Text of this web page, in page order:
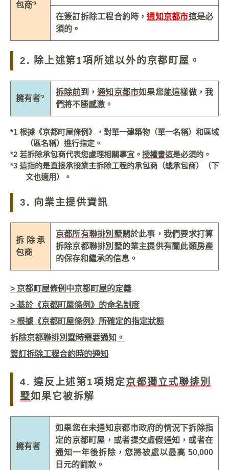
包商*3
在簽訂拆除工程合約時，通知京都市這是必
須的。
2. 除上述第1項所述以外的京都町屋。
擁有者*2
拆除前到，通知京都市如果您能這樣做，我
們將不勝感激。
*1 根據《京都町屋條例》，對單一建築物（單一名稱）和區域
（區名稱）進行指定。
*2 若拆除承包商代表您處理相關事宜。 授權書這是必須的。
*3 這指的是直接承接業主拆除工程的承包商（總承包商）（下
文也適用）。
3. 向業主提供資訊
拆除承
包商
京都所有聯排別墅關於此事，我們要求打算
拆除京都聯排別墅的業主提供有關此類房產
的保存和繼承的信息。
> 京都町屋條例中京都町屋的定義
> 基於《京都町屋條例》的命名制度
> 根據《京都町屋條例》所確定的指定狀態
拆除京都聯排別墅時需要通知。
簽訂拆除工程合約時的通知
4. 違反上述第1項規定京都獨立式聯排別
墅如果它被拆解
擁有者
如果您在未通知京都市政府的情況下拆除指
定的京都町屋，或者提交虛假通知，或者在
通知一年後拆除，您將被處以最高 50,000
日元的罰款。